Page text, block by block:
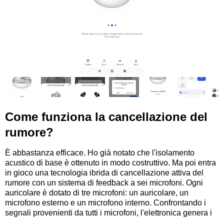
Come funziona la cancellazione del
rumore?
È abbastanza efficace. Ho già notato che l'isolamento
acustico di base è ottenuto in modo costruttivo. Ma poi entra
in gioco una tecnologia ibrida di cancellazione attiva del
rumore con un sistema di feedback a sei microfoni. Ogni
auricolare è dotato di tre microfoni: un auricolare, un
microfono esterno e un microfono interno. Confrontando i
segnali provenienti da tutti i microfoni, l'elettronica genera i